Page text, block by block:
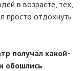
в возрасте, тех,
просто отдохнуть
получал какой-
обошлись